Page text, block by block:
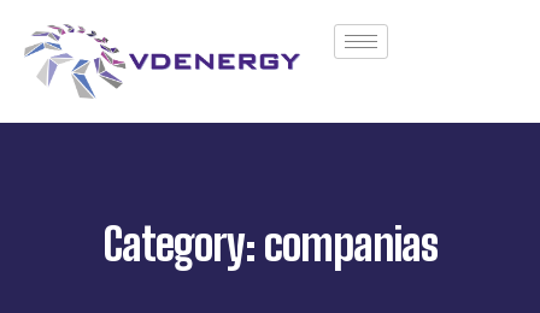
Category: companias